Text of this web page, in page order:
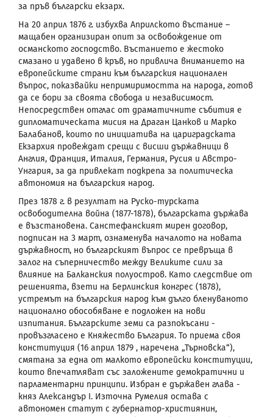
за пръв български екзарх.
На 20 април 1876 г. избухва Априлското въстание –
мащабен организиран опит за освобождение от
османското господство. Въстанието е жестоко
смазано и удавено в кръв, но привлича вниманието на
европейските страни към българския национален
въпрос, показвайки непримиримостта на народа, готов
да се бори за своята свобода и независимост.
Непосредствен отглас от драматичните събития е
дипломатическата мисия на Драган Цанков и Марко
Балабанов, които по инициатива на цариградската
Екзархия провеждат срещи с висши държавници в
Англия, Франция, Италия, Германия, Русия и Австро-
Унгария, за да привлекат подкрепа за политическа
автономия на българския народ.
През 1878 г. в резултат на Руско-турската
освободителна война (1877-1878), българската държава
е възстановена. Санстефанският мирен договор,
подписан на 3 март, ознаменува началото на новата
държавност, но българският въпрос се превръща в
залог на съперничество между Великите сили за
влияние на Балканския полуостров. Като следствие от
решенията, взети на Берлинския конгрес (1878),
устремът на българския народ към дълго бленуваното
национално обособяване е подложен на нови
изпитания. Българските земи са разпокъсани -
провъзгласено е Княжество България. То приема своя
конституция (16 април 1879 , наречена „Търновска“),
смятана за една от малкото европейски конституции,
които впечатляват със заложените демократични и
парламентарни принципи. Избран е държавен глава -
княз Александър I. Източна Румелия остава с
автономен статут с губернатор-християнин,